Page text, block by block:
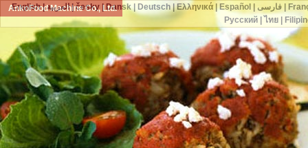
AnkoFood Machine Co., Ltd.
English|العربية|česky| Dansk| Deutsch|Ελληνικά|Español فارسی|
Русский| ไทย|